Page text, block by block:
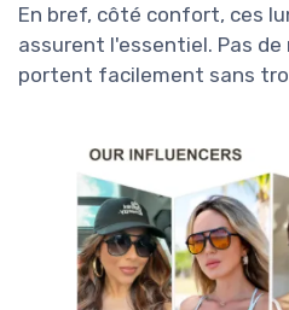
En bref, côté confort, ces
assurent l'essentiel. Pas
portent facilement sans